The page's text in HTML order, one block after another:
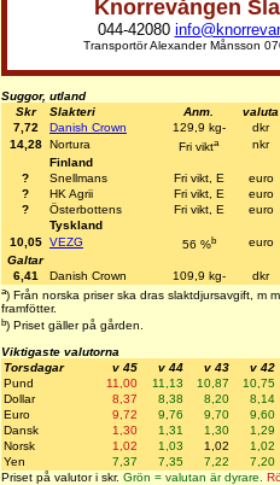
Knorrevången
044-42080
Transportör Alexander Månsson
Suggor, utland
Skr
Slakteri Anm.
valuta
7,72
Danish Crown 129,9 kg-
dkr
14,28 Nortura Fri vikta
nkr
Finland
?
Snellmans Fri vikt, E
euro
?
HK Agrii Fri vikt, E
euro
?
Österbottens Fri vikt, E
euro
Tyskland
10,05 VEZG 56 %b
euro
Galtar
6,41
Danish Crown 109,9 kg- dkr
a) Från norska priser ska dras slaktdjursavgift, m
framfötter.
b) Priset gäller på gården.
Viktigaste valutorna
Torsdagar
v 45 v 44 v 43
v 42
Pund
11,00 11,13 10,87
10,75
Dollar
8,37 8,38 8,20
8,14
Euro
9,72 9,76 9,70
9,60
Dansk
1,30 1,31 1,30
1,29
Norsk
1,02 1,03 1,02
1,02
Yen
7,37 7,35 7,22
7,20
Priset på valutor i skr. Grön = valutan är dyrare.